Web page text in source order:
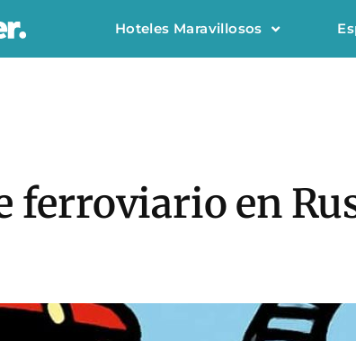
Hoteles Maravillosos
ferroviario en